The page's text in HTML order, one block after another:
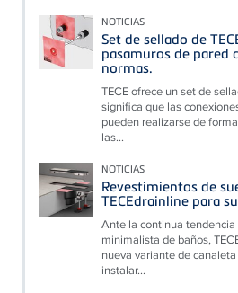
NOTICIAS
Set de sellado de
pasamuros de pared
normas.
TECE ofrece un set de
significa que las
pueden realizarse de
las...
NOTICIAS
Revestimientos de
TECEdrainline para
Ante la continua
minimalista de baños,
nueva variante de
instalar...